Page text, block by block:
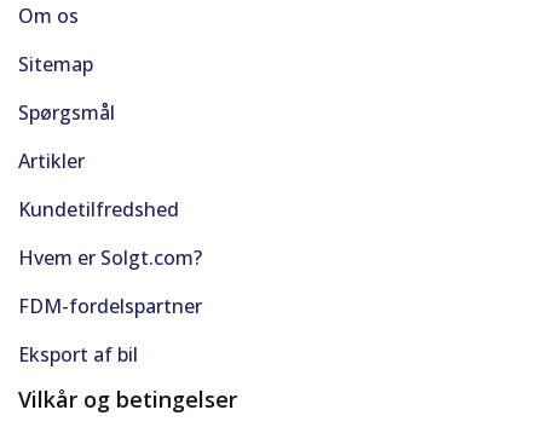
Om os
Sitemap
Spørgsmål
Artikler
Kundetilfredshed
Hvem er Solgt.com?
FDM-fordelspartner
Eksport af bil
Vilkår og betingelser